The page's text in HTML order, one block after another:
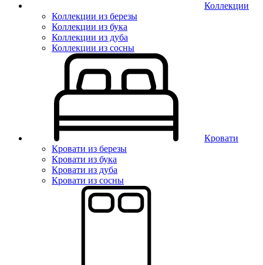
Коллекции
Коллекции из березы
Коллекции из бука
Коллекции из дуба
Коллекции из сосны
Кровати
Кровати из березы
Кровати из бука
Кровати из дуба
Кровати из сосны